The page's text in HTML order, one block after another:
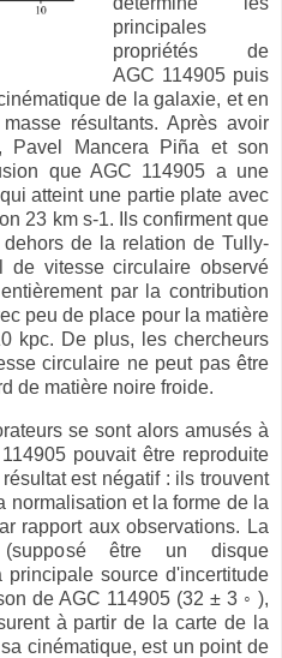
principales
propriétés de
AGC 114905 puis
de la galaxie, et en
résultants. Après avoir
Pavel Mancera Piña et son
que AGC 114905 a une
atteint une partie plate avec
23 km s-1. Ils confirment que
de la relation de Tully-
de vitesse circulaire observé
par la contribution
peu de place pour la matière
kpc. De plus, les chercheurs
circulaire ne peut pas être
de matière noire froide.
se sont alors amusés à
pouvait être reproduite
est négatif : ils trouvent
normalisation et la forme de la
rapport aux observations. La
être un disque
source d'incertitude
de AGC 114905 (32 ± 3 ◦ ),
à partir de la carte de la
cinématique, est un point de